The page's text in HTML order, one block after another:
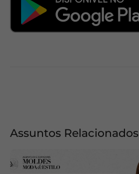
Assuntos Relacionados